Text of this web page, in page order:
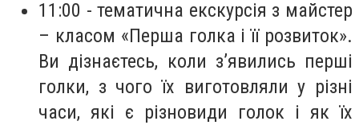
11:00 - тематична екскурсія з майстер
– класом «Перша голка і її розвиток».
Ви дізнаєтесь, коли з’явились перші
голки, з чого їх виготовляли у різні
часи, які є різновиди голок і як їх